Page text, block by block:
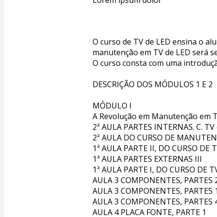
O curso de TV de LED ensina o
manutenção em TV de LED será
O curso consta com uma
DESCRIÇÃO DOS MÓDULOS 1 E 2
MÓDULO I
A Revolução em Manutenção em
2ª AULA PARTES INTERNAS. C.
2ª AULA DO CURSO DE
1ª AULA PARTE II, DO CURSO DE
1ª AULA PARTES EXTERNAS III
1ª AULA PARTE I, DO CURSO DE
AULA 3 COMPONENTES, PARTES
AULA 3 COMPONENTES, PARTES
AULA 3 COMPONENTES, PARTES
AULA 4 PLACA FONTE, PARTE 1